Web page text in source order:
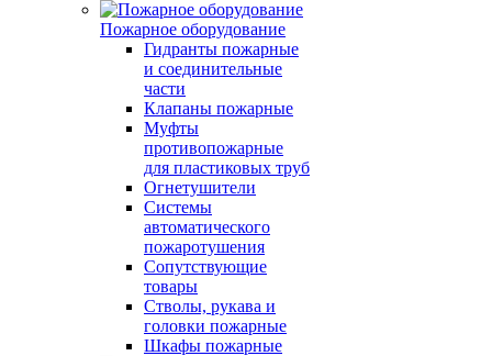
Пожарное оборудование
Гидранты пожарные
и соединительные
части
Клапаны пожарные
Муфты
противопожарные
для пластиковых труб
Огнетушители
Системы
автоматического
пожаротушения
Сопутствующие
товары
Стволы, рукава и
головки пожарные
Шкафы пожарные